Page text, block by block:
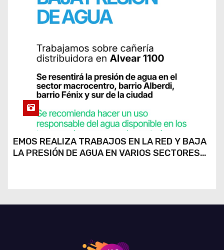
EMOS REALIZA TRABAJOS EN LA RED Y BAJA
LA PRESIÓN DE AGUA EN VARIOS SECTORES